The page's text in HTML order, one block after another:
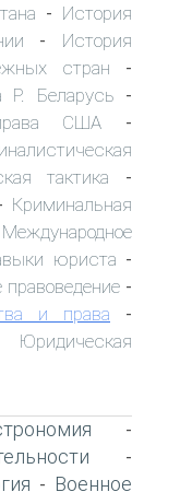
- История
- История
стран -
Р. Беларусь -
США -
тактика -
Криминальная
Международное
юриста -
правоведение -
и права -
Юридическая
-
-
- Военное